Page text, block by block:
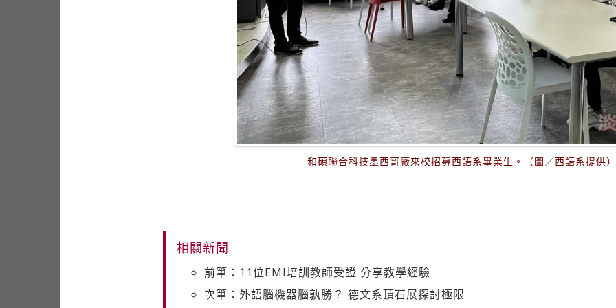
和碩聯合科技墨西哥廠來校招募西語系畢業生。（圖／西語系提供）
相關新聞
前筆：11位EMI培訓教師受證 分享教學經驗
次筆：外語腦機器腦孰勝？ 德文系頂石展探討極限